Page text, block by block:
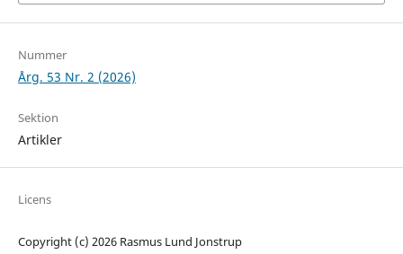
Nummer
Årg. 53 Nr. 2 (2026)
Sektion
Artikler
Licens
Copyright (c) 2026 Rasmus Lund Jonstrup